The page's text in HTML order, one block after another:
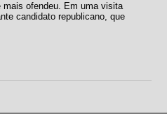
mais ofendeu. Em uma visita
candidato republicano, que